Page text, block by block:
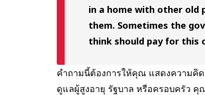
in a home with other old
them. Sometimes the
think should pay for this
คำถามนี้ต้องการให้คุณ แสดงความคิด
ดูแลผู้สูงอายุ รัฐบาล หรือครอบครัว